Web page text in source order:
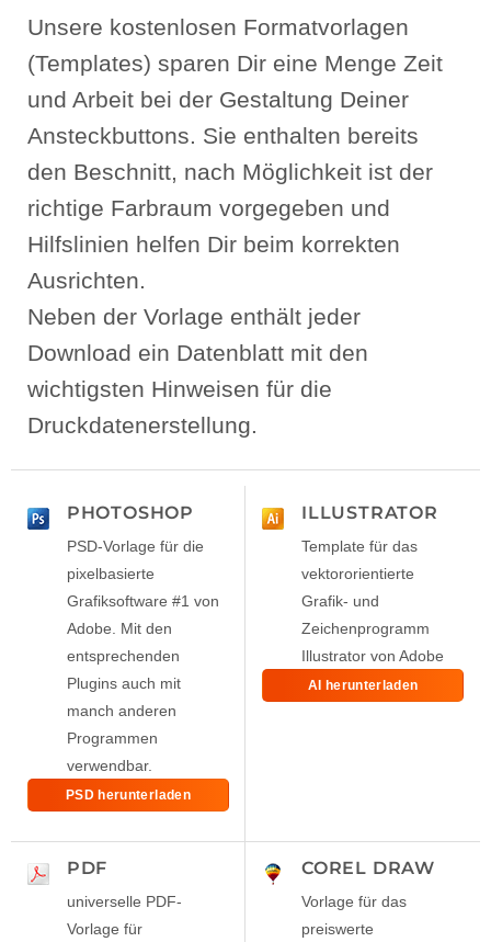
Unsere kostenlosen Formatvorlagen
(Templates) sparen Dir eine Menge Zeit
und Arbeit bei der Gestaltung Deiner
Ansteckbuttons. Sie enthalten bereits
den Beschnitt, nach Möglichkeit ist der
richtige Farbraum vorgegeben und
Hilfslinien helfen Dir beim korrekten
Ausrichten.
Neben der Vorlage enthält jeder
Download ein Datenblatt mit den
wichtigsten Hinweisen für die
Druckdatenerstellung.
PHOTOSHOP
PSD-Vorlage für die
pixelbasierte
Grafiksoftware #1 von
Adobe. Mit den
entsprechenden
Plugins auch mit
manch anderen
Programmen
verwendbar.
PSD herunterladen
ILLUSTRATOR
Template für das
vektororientierte
Grafik- und
Zeichenprogramm
Illustrator von Adobe
AI herunterladen
PDF
universelle PDF-
Vorlage für
COREL DRAW
Vorlage für das
preiswerte